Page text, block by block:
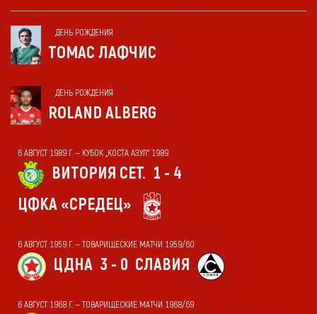
ДЕНЬ РОЖДЕНИЯ
ТОМАС ЛАФЧИС
ДЕНЬ РОЖДЕНИЯ
ROLAND ALBERG
6 АВГУСТ 1989 Г. — КУБОК „КОСТА АЗУЛ“ 1989
ВИТОРИЯ СЕТ. 1 - 4
ЦФКА «СРЕДЕЦ»
6 АВГУСТ 1959 Г. — ТОВАРИЩЕСКИЕ МАТЧИ 1959/60
ЦДНА 3 - 0 СЛАВИЯ
6 АВГУСТ 1968 Г. — ТОВАРИЩЕСКИЕ МАТЧИ 1968/69